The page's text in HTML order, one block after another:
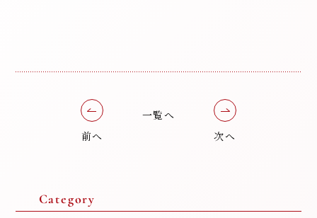
前へ
一覧へ
次へ
Category